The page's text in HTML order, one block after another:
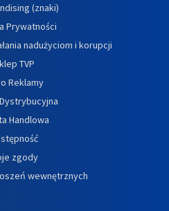
(znaki)
Prywatności
nadużyciom i korupcji
TVP
Reklamy
Handlowa
zgody
wewnętrznych